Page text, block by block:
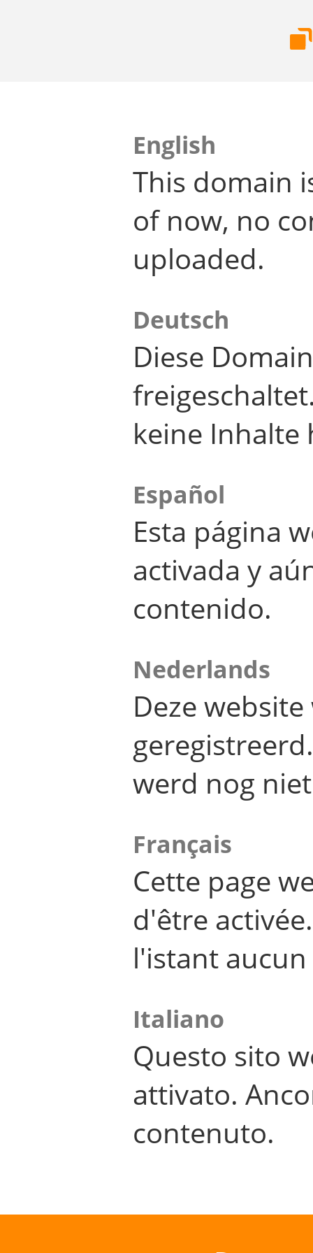
English
This domain
of now, no
uploaded.
Deutsch
Diese
keine Inhalte
Español
Esta página
activada y
contenido.
Nederlands
Deze
werd nog
Français
Cette page
d'être
l'istant
Italiano
Questo sito
attivato.
contenuto.